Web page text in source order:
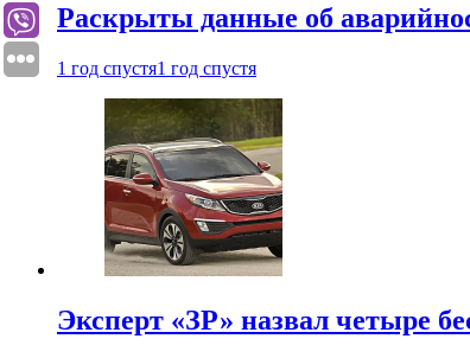
Раскрыты данные об
1 год спустя1 год спустя
Эксперт «ЗР» назвал четыре